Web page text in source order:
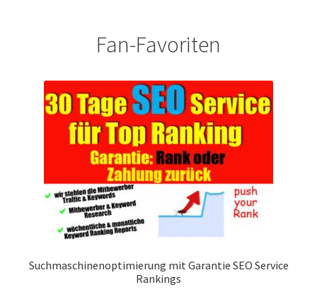
Fan-Favoriten
Suchmaschinenoptimierung mit Garantie SEO Service
Rankings